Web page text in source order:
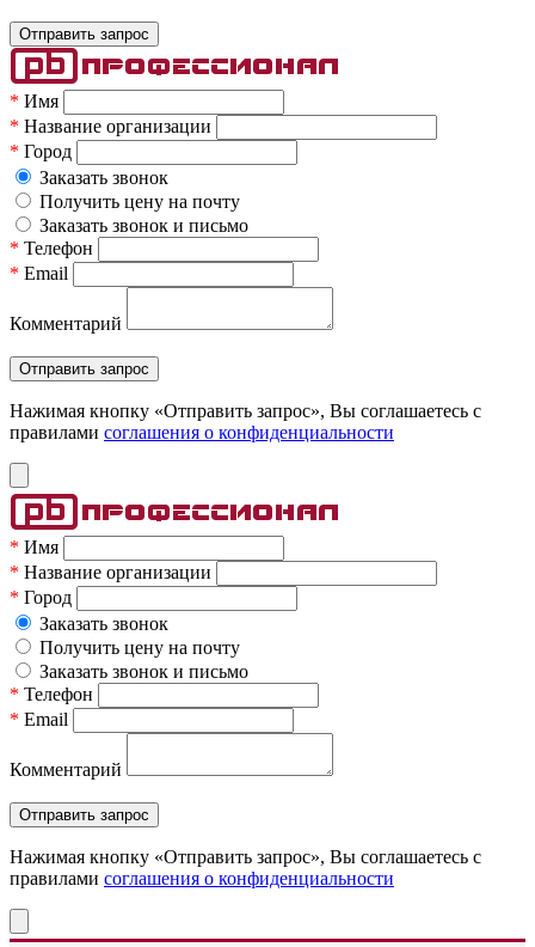
* Имя
* Название организации
* Город
Заказать звонок
Получить цену на почту
Заказать звонок и письмо
* Телефон
* Email
Комментарий
Нажимая кнопку «Отправить запрос», Вы соглашаетесь c
правилами соглашения о конфиденциальности
* Имя
* Название организации
* Город
Заказать звонок
Получить цену на почту
Заказать звонок и письмо
* Телефон
* Email
Комментарий
Нажимая кнопку «Отправить запрос», Вы соглашаетесь c
правилами соглашения о конфиденциальности